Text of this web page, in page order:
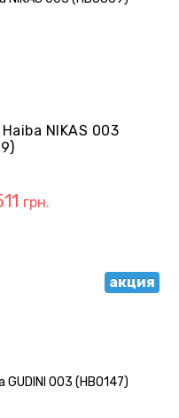
NIKAS 003
грн.
акция